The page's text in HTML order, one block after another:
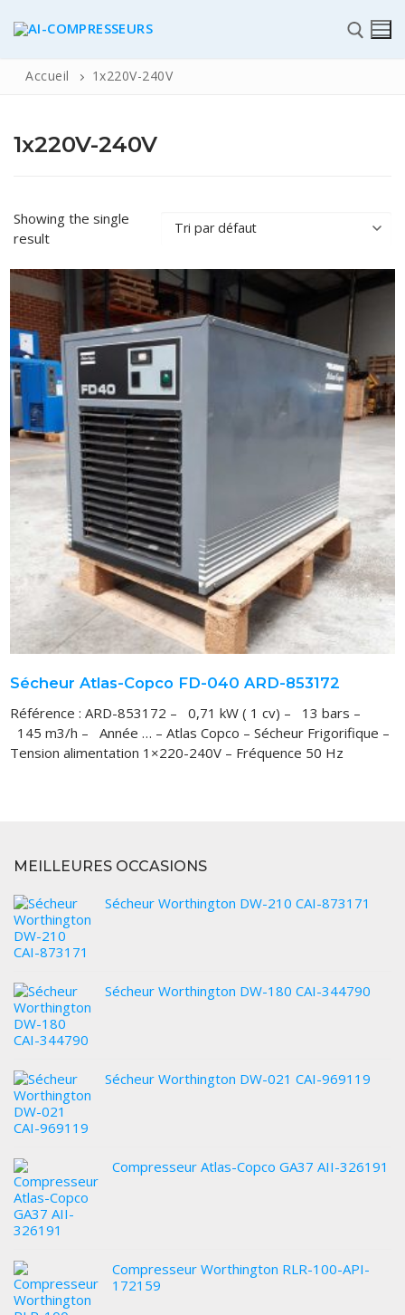
✆
ACCUEIL
Pièces détachées
Automatisme Industrie
STOCK
VOUS ACHETEZ
VOUS VENDEZ
LOCATION
Accueil 1x220V-240V
1x220V-240V
Showing the single
result
Sécheur Atlas-Copco FD-040 ARD-853172
Référence : ARD-853172 – 0,71 kW ( 1 cv) – 13 bars –
145 m3/h – Année … – Atlas Copco – Sécheur Frigorifique –
Tension alimentation 1×220-240V – Fréquence 50 Hz
MEILLEURES OCCASIONS
Sécheur Worthington DW-210 CAI-873171
Sécheur Worthington DW-180 CAI-344790
Sécheur Worthington DW-021 CAI-969119
Compresseur Atlas-Copco GA37 AII-326191
Compresseur Worthington RLR-100-API-
172159